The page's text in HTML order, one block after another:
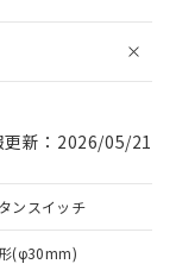
更新：2026/05/21
ンスイッチ
(φ30mm)